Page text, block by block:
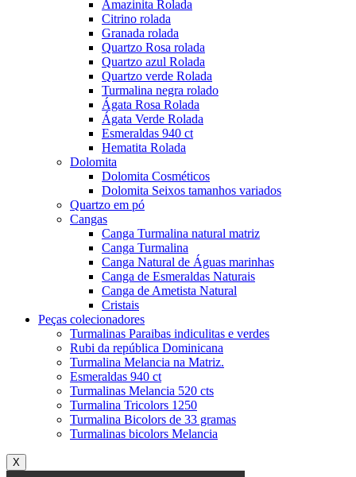
Amazinita Rolada
Citrino rolada
Granada rolada
Quartzo Rosa rolada
Quartzo azul Rolada
Quartzo verde Rolada
Turmalina negra rolado
Ágata Rosa Rolada
Ágata Verde Rolada
Esmeraldas 940 ct
Hematita Rolada
Dolomita
Dolomita Cosméticos
Dolomita Seixos tamanhos variados
Quartzo em pó
Cangas
Canga Turmalina natural matriz
Canga Turmalina
Canga Natural de Águas marinhas
Canga de Esmeraldas Naturais
Canga de Ametista Natural
Cristais
Peças colecionadores
Turmalinas Paraibas indiculitas e verdes
Rubi da república Dominicana
Turmalina Melancia na Matriz.​
Esmeraldas 940 ct
Turmalinas Melancia 520 cts
Turmalina Tricolors 1250
Turmalina Bicolors de 33 gramas
Turmalinas bicolors Melancia
X